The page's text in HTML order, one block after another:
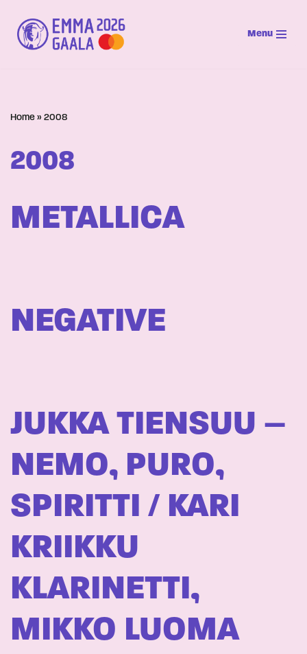
Siirry
suoraan
Menu
Home » 2008
2008
METALLICA
NEGATIVE
JUKKA TIENSUU –
NEMO, PURO,
SPIRITTI / KARI
KRIIKKU
KLARINETTI,
MIKKO LUOMA